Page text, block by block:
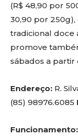
(R$ 48,90 por
30,90 por 250g),
tradicional doce
promove
sábados a partir
Endereço: R.
(85) 98976.6085
Funcionamento: